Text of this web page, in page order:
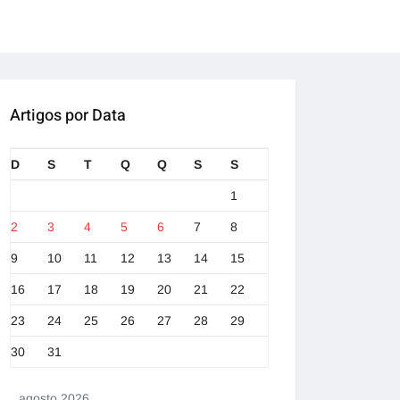
Artigos por Data
D S T Q Q S S
1
2 3 4 5 6 7 8
9 10 11 12 13 14 15
16 17 18 19 20 21 22
23 24 25 26 27 28 29
30 31